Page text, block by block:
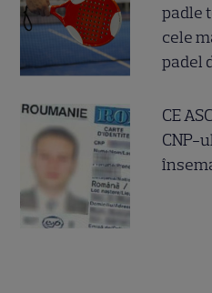
padle
cele
padel
CE
CNP-